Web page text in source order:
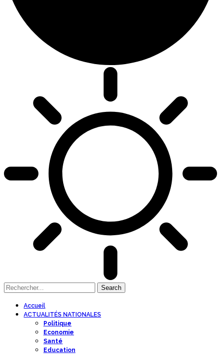
Accueil
ACTUALITÉS NATIONALES
Politique
Economie
Santé
Education